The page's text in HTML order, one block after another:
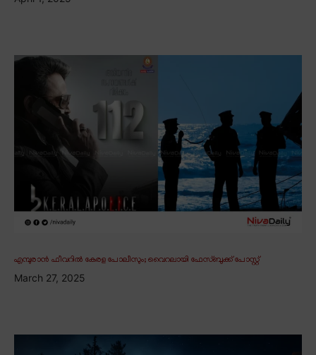
എമ്പുരാൻ ഫീവറിൽ കേരള പോലീസും; വൈറലായി ഫേസ്ബുക്ക് പോസ്റ്റ്
March 27, 2025